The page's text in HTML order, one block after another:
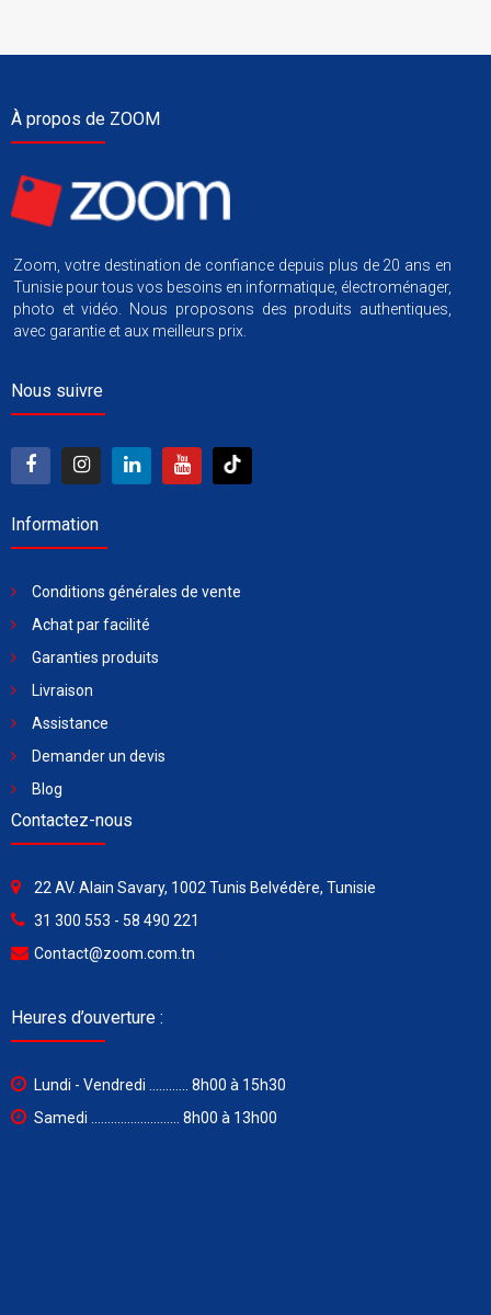
À propos de ZOOM
Zoom, votre destination de confiance depuis plus de 20 ans en
Tunisie pour tous vos besoins en informatique, électroménager,
photo et vidéo. Nous proposons des produits authentiques,
avec garantie et aux meilleurs prix.
Nous suivre
Information
Conditions générales de vente
Achat par facilité
Garanties produits
Livraison
Assistance
Demander un devis
Blog
Contactez-nous
22 AV. Alain Savary, 1002 Tunis Belvédère, Tunisie
31 300 553 - 58 490 221
Contact@zoom.com.tn
Heures d’ouverture :
Lundi - Vendredi ............ 8h00 à 15h30
Samedi ........................... 8h00 à 13h00